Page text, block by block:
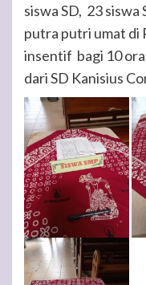
siswa SD, 23
putra putri umat di
insentif bagi 10
dari SD Kanisius